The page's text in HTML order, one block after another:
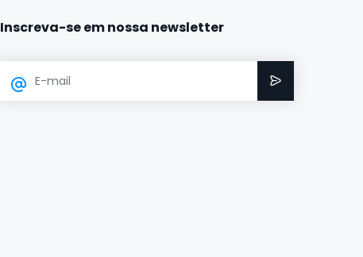
Inscreva-se em nossa newsletter